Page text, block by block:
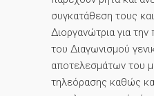
συγκατάθεση τους
Διοργανώτρια για
του Διαγωνισμού
αποτελεσμάτων του
τηλεόρασης καθώς